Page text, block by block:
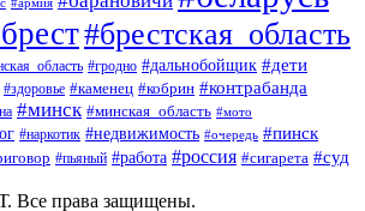
#брестская_область
#гродно #дальнобойщик #дети
#здоровье #каменец #кобрин #контрабанда
#минск #минская_область #мото
#наркотик #недвижимость #очередь #пинск
#пьяный #работа #россия #сигарета #суд
Все права защищены.